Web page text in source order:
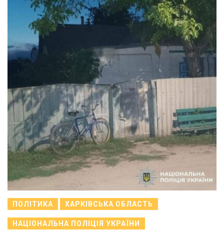
ПОЛІТИКА ХАРКІВСЬКА ОБЛАСТЬ
НАЦІОНАЛЬНА ПОЛІЦІЯ УКРАЇНИ